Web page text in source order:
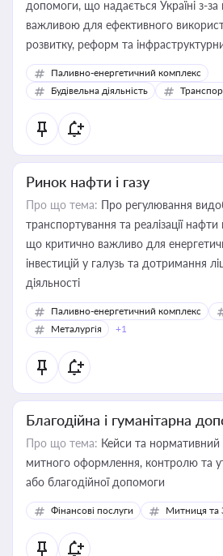
допомоги, що надається Україні з-
важливою для ефективного
розвитку, реформ та
Паливно-енергетичний комплекс
Будівельна діяльність
Ринок нафти і газу
Про що тема: Про регулювання
транспортування та реалізації
що критично важливо для
інвестицій у галузь та дотримання
діяльності
Паливно-енергетичний комплекс
Металургія
+1
Благодійна і гуманітарна
Про що тема: Кейси та нормативний
митного оформлення, контролю та
або благодійної допомоги
Фінансові послуги Митниця та